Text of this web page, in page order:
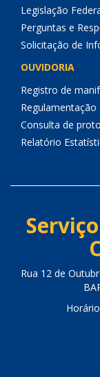
Legislação
Perguntas e
Solicitação de
OUVIDORIA
Registro de
Regulamentação
Consulta de
Relatório
Rua 12 de